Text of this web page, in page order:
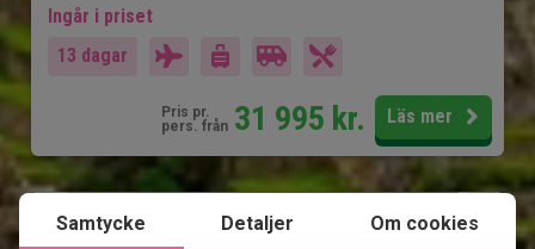
Ingår i priset
13 dagar
Pris pr.
pers. från 31 995 kr. Läs mer
Peru
Se karta
Samtycke Detaljer Om cookies